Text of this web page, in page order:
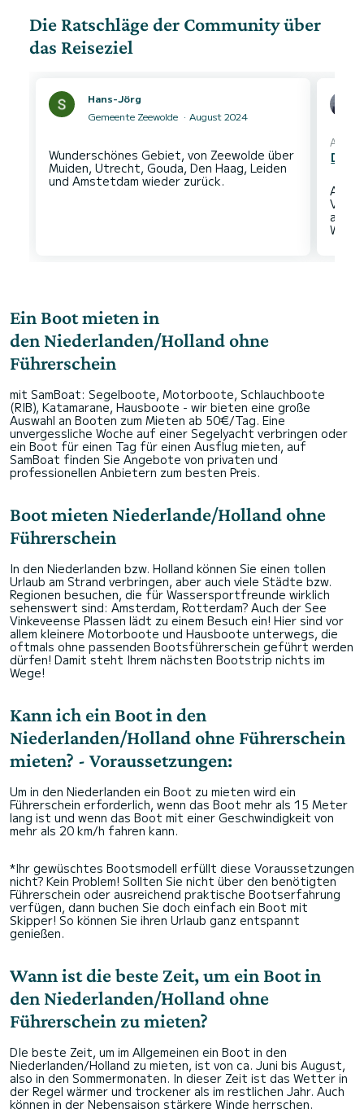
anfahren, am Strand liegen oder sich einfach
treiben lassen.
Wir haben nichts zu beanstanden und würden
diese Erfahrung und vor allem auch dieses Boot
Die Ratschläge der Community über
das Reiseziel
Hans-Jörg
Gemeente Zeewolde
August 2024
Wunderschönes Gebiet, von Zeewolde über
Muiden, Utrecht, Gouda, Den Haag, Leiden
Den
am
Ein Boot mieten in
den Niederlanden/Holland ohne
Führerschein
mit SamBoat: Segelboote, Motorboote, Schlauchboote
(RIB), Katamarane, Hausboote - wir bieten eine große
Auswahl an Booten zum Mieten ab 50€/Tag. Eine
unvergessliche Woche auf einer Segelyacht verbringen oder
ein Boot für einen Tag für einen Ausflug mieten, auf
SamBoat finden Sie Angebote von privaten und
professionellen Anbietern zum besten Preis.
Boot mieten Niederlande/Holland ohne
Führerschein
In den Niederlanden bzw. Holland können Sie einen tollen
Urlaub am Strand verbringen, aber auch viele Städte bzw.
Regionen besuchen, die für Wassersportfreunde wirklich
sehenswert sind: Amsterdam, Rotterdam? Auch der See
Vinkeveense Plassen lädt zu einem Besuch ein! Hier sind vor
allem kleinere Motorboote und Hausboote unterwegs, die
oftmals ohne passenden Bootsführerschein geführt werden
dürfen! Damit steht Ihrem nächsten Bootstrip nichts im
Wege!
Kann ich ein Boot in den
Niederlanden/Holland ohne Führerschein
mieten? - Voraussetzungen:
Um in den Niederlanden ein Boot zu mieten wird ein
Führerschein erforderlich, wenn das Boot mehr als 15 Meter
lang ist und wenn das Boot mit einer Geschwindigkeit von
mehr als 20 km/h fahren kann.
*Ihr gewüschtes Bootsmodell erfüllt diese Voraussetzungen
nicht? Kein Problem! Sollten Sie nicht über den benötigten
Führerschein oder ausreichend praktische Bootserfahrung
verfügen, dann buchen Sie doch einfach ein Boot mit
Skipper! So können Sie ihren Urlaub ganz entspannt
genießen.
Wann ist die beste Zeit, um ein Boot in
den Niederlanden/Holland ohne
Führerschein zu mieten?
DIe beste Zeit, um im Allgemeinen ein Boot in den
Niederlanden/Holland zu mieten, ist von ca. Juni bis August,
also in den Sommermonaten. In dieser Zeit ist das Wetter in
der Regel wärmer und trockener als im restlichen Jahr. Auch
können in der Nebensaison stärkere Winde herrschen.